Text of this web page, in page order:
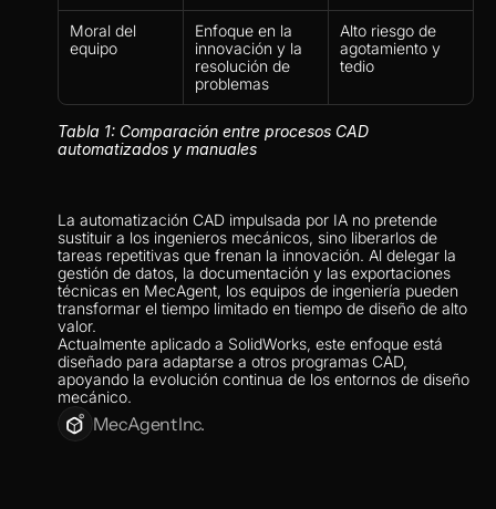
Moral del
equipo
Enfoque en la
innovación y la
resolución de
problemas
Alto riesgo de
agotamiento y
tedio
Tabla 1: Comparación entre procesos CAD
automatizados y manuales
La automatización CAD impulsada por IA no pretende
sustituir a los ingenieros mecánicos, sino liberarlos de
tareas repetitivas que frenan la innovación. Al delegar la
gestión de datos, la documentación y las exportaciones
técnicas en MecAgent, los equipos de ingeniería pueden
transformar el tiempo limitado en tiempo de diseño de alto
valor.
Actualmente aplicado a SolidWorks, este enfoque está
diseñado para adaptarse a otros programas CAD,
apoyando la evolución continua de los entornos de diseño
mecánico.
MecAgent Inc.